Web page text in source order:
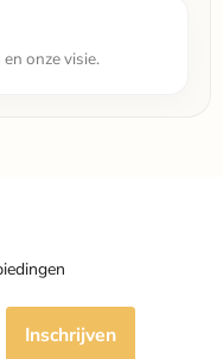
onze visie.
Inschrijven